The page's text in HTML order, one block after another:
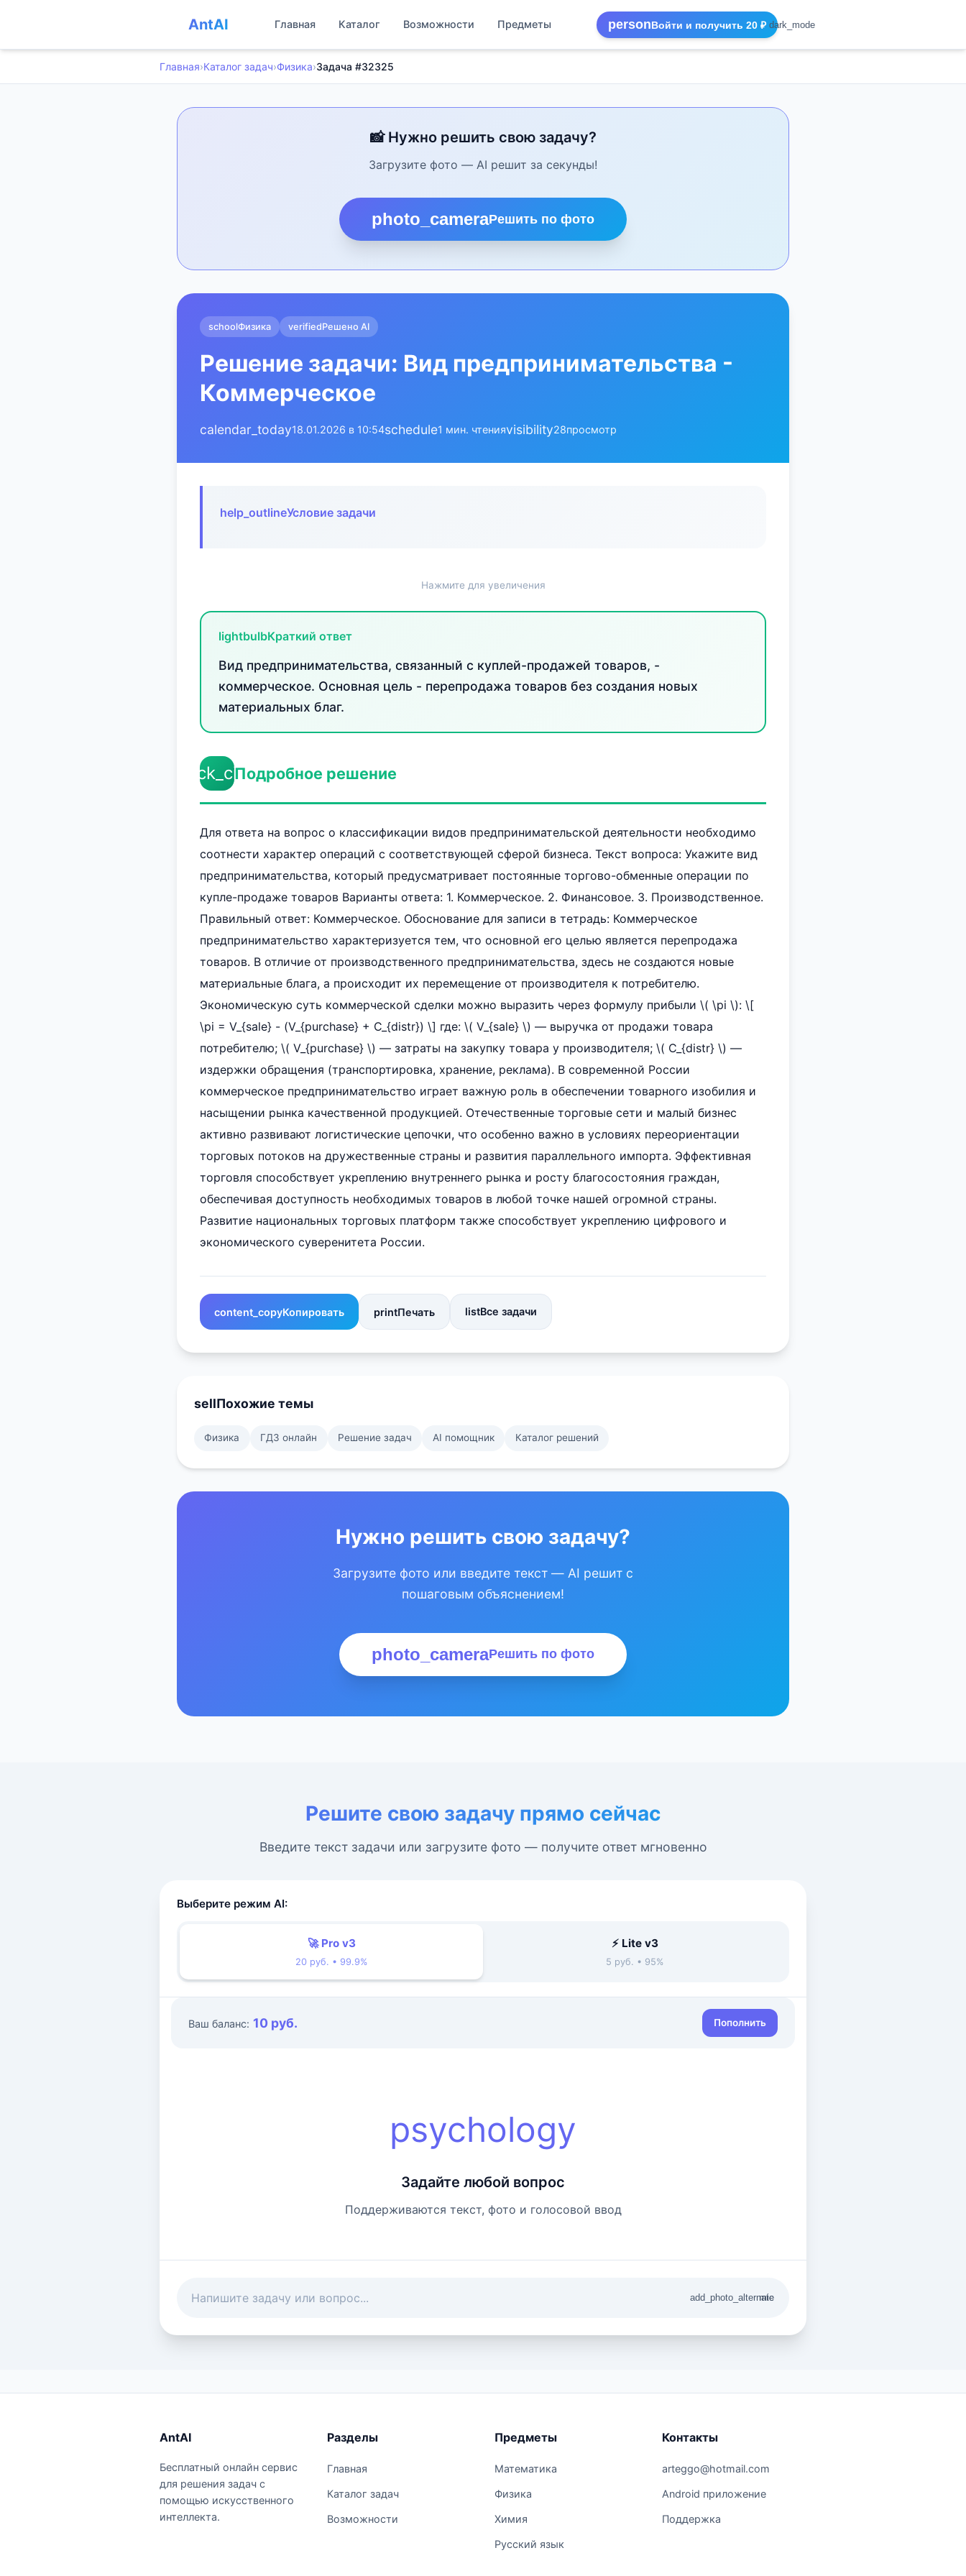
AntAI Главная Каталог Возможности Предметы personВойти и получить 20 ₽ dark_mode
Главная›Каталог задач›Физика›Задача #32325
📸 Нужно решить свою задачу?
Загрузите фото — AI решит за секунды!
photo_cameraРешить по фото
schoolФизика verifiedРешено AI
Решение задачи: Вид предпринимательства -
Коммерческое
calendar_today18.01.2026 в 10:54schedule1 мин. чтенияvisibility28просмотр
help_outlineУсловие задачи
Нажмите для увеличения
lightbulbКраткий ответ
Вид предпринимательства, связанный с куплей-продажей товаров, -
коммерческое. Основная цель - перепродажа товаров без создания новых
материальных благ.
check_circleПодробное решение
Для ответа на вопрос о классификации видов предпринимательской деятельности необходимо
соотнести характер операций с соответствующей сферой бизнеса. Текст вопроса: Укажите вид
предпринимательства, который предусматривает постоянные торгово-обменные операции по
купле-продаже товаров Варианты ответа: 1. Коммерческое. 2. Финансовое. 3. Производственное.
Правильный ответ: Коммерческое. Обоснование для записи в тетрадь: Коммерческое
предпринимательство характеризуется тем, что основной его целью является перепродажа
товаров. В отличие от производственного предпринимательства, здесь не создаются новые
материальные блага, а происходит их перемещение от производителя к потребителю.
Экономическую суть коммерческой сделки можно выразить через формулу прибыли \( \pi \): \[
\pi = V_{sale} - (V_{purchase} + C_{distr}) \] где: \( V_{sale} \) — выручка от продажи товара
потребителю; \( V_{purchase} \) — затраты на закупку товара у производителя; \( C_{distr} \) —
издержки обращения (транспортировка, хранение, реклама). В современной России
коммерческое предпринимательство играет важную роль в обеспечении товарного изобилия и
насыщении рынка качественной продукцией. Отечественные торговые сети и малый бизнес
активно развивают логистические цепочки, что особенно важно в условиях переориентации
торговых потоков на дружественные страны и развития параллельного импорта. Эффективная
торговля способствует укреплению внутреннего рынка и росту благосостояния граждан,
обеспечивая доступность необходимых товаров в любой точке нашей огромной страны.
Развитие национальных торговых платформ также способствует укреплению цифрового и
экономического суверенитета России.
content_copyКопировать printПечать listВсе задачи
sellПохожие темы
Физика ГДЗ онлайн Решение задач AI помощник Каталог решений
Нужно решить свою задачу?
Загрузите фото или введите текст — AI решит с
пошаговым объяснением!
photo_cameraРешить по фото
Решите свою задачу прямо сейчас
Введите текст задачи или загрузите фото — получите ответ мгновенно
Выберите режим AI:
🚀 Pro v3
20 руб. • 99.9%
⚡ Lite v3
5 руб. • 95%
Ваш баланс: 10 руб. Пополнить
psychology
Задайте любой вопрос
Поддерживаются текст, фото и голосовой ввод
add_photo_alternate
mic
AntAI
Бесплатный онлайн сервис
для решения задач с
помощью искусственного
интеллекта.
Разделы
Главная
Каталог задач
Возможности
Предметы
Математика
Физика
Химия
Русский язык
Контакты
arteggo@hotmail.com
Android приложение
Поддержка